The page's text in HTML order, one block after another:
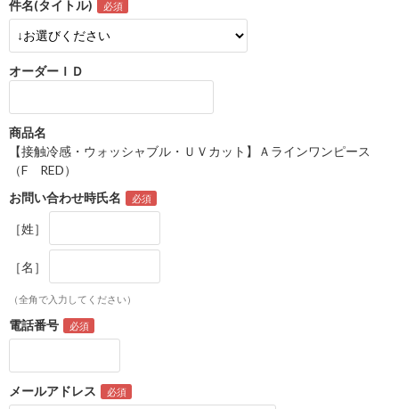
件名(タイトル)
オーダーＩＤ
商品名
【接触冷感・ウォッシャブル・ＵＶカット】Ａラインワンピース
（F RED）
お問い合わせ時氏名
［姓］
［名］
（全角で入力してください）
電話番号
メールアドレス